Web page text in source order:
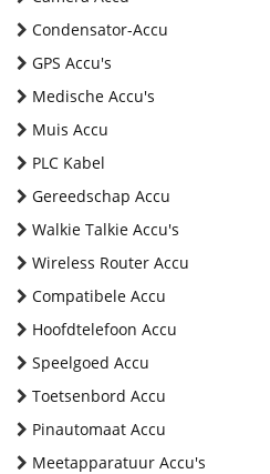
Condensator-Accu
GPS Accu's
Medische Accu's
Muis Accu
PLC Kabel
Gereedschap Accu
Walkie Talkie Accu's
Wireless Router Accu
Compatibele Accu
Hoofdtelefoon Accu
Speelgoed Accu
Toetsenbord Accu
Pinautomaat Accu
Meetapparatuur Accu's